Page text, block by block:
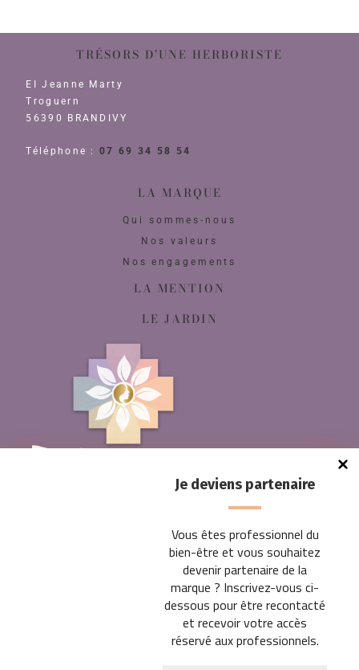
Je deviens partenaire
Vous êtes professionnel du
bien-être et vous souhaitez
devenir partenaire de la
marque ? Inscrivez-vous ci-
dessous pour être recontacté
et recevoir votre accès
réservé aux professionnels.
TRÉSORS D’UNE HERBORISTE
EI Jeanne Marty
Troguern
56390 BRANDIVY
Téléphone :07 69 34 58 54
LA MARQUE
Qui sommes-nous
Nos valeurs
Nos engagements
LA MENTION
LE JARDIN
ESPACE PROFESSIONNEL
Devenons partenaires
Découvrez nos offres
BOUTIQUE EN LIGNE PARTICULIERS